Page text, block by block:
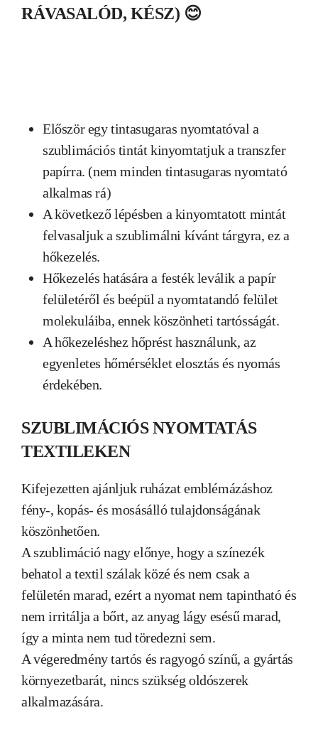
RÁVASALÓD, KÉSZ) 😊
Először egy tintasugaras nyomtatóval a
szublimációs tintát kinyomtatjuk a transzfer
papírra. (nem minden tintasugaras nyomtató
alkalmas rá)
A következő lépésben a kinyomtatott mintát
felvasaljuk a szublimálni kívánt tárgyra, ez a
hőkezelés.
Hőkezelés hatására a festék leválik a papír
felületéről és beépül a nyomtatandó felület
molekuláiba, ennek köszönheti tartósságát.
A hőkezeléshez hőprést használunk, az
egyenletes hőmérséklet elosztás és nyomás
érdekében.
SZUBLIMÁCIÓS NYOMTATÁS
TEXTILEKEN
Kifejezetten ajánljuk ruházat emblémázáshoz
fény-, kopás- és mosásálló tulajdonságának
köszönhetően.
A szublimáció nagy előnye, hogy a színezék
behatol a textil szálak közé és nem csak a
felületén marad, ezért a nyomat nem tapintható és
nem irritálja a bőrt, az anyag lágy esésű marad,
így a minta nem tud töredezni sem.
A végeredmény tartós és ragyogó színű, a gyártás
környezetbarát, nincs szükség oldószerek
alkalmazására.